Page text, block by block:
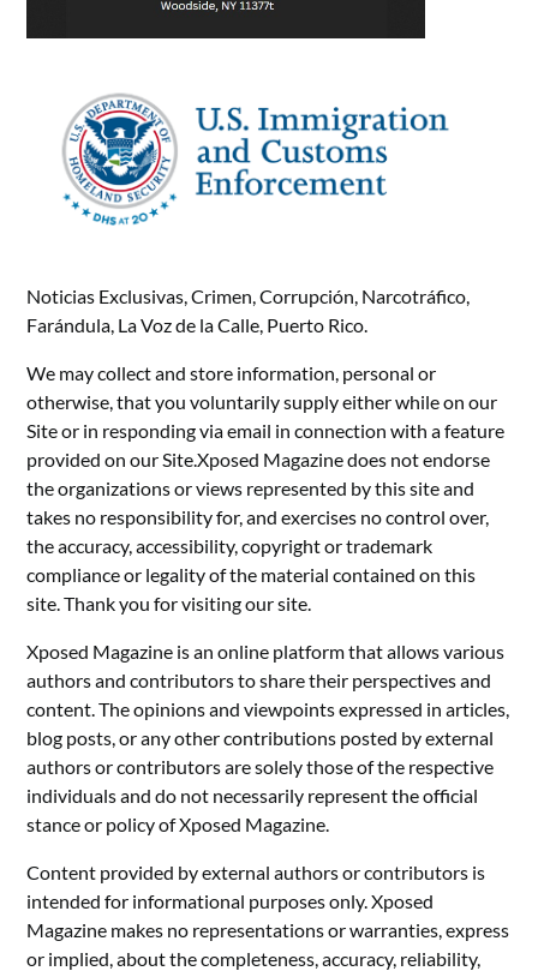
Noticias Exclusivas, Crimen, Corrupción, Narcotráfico,
Farándula, La Voz de la Calle, Puerto Rico.
We may collect and store information, personal or
otherwise, that you voluntarily supply either while on our
Site or in responding via email in connection with a feature
provided on our Site.Xposed Magazine does not endorse
the organizations or views represented by this site and
takes no responsibility for, and exercises no control over,
the accuracy, accessibility, copyright or trademark
compliance or legality of the material contained on this
site. Thank you for visiting our site.
Xposed Magazine is an online platform that allows various
authors and contributors to share their perspectives and
content. The opinions and viewpoints expressed in articles,
blog posts, or any other contributions posted by external
authors or contributors are solely those of the respective
individuals and do not necessarily represent the official
stance or policy of Xposed Magazine.
Content provided by external authors or contributors is
intended for informational purposes only. Xposed
Magazine makes no representations or warranties, express
or implied, about the completeness, accuracy, reliability,